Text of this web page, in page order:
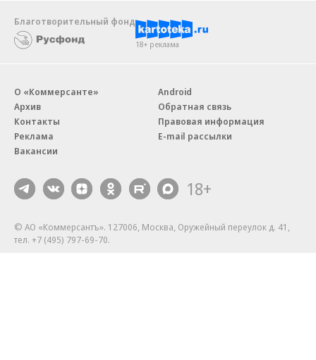
Благотворительный фонд
18+ реклама
О «Коммерсанте»
Архив
Контакты
Реклама
Вакансии
Android
Обратная связь
Правовая информация
E-mail рассылки
18+
© АО «Коммерсантъ». 127006, Москва, Оружейный переулок д. 41,
тел. +7 (495) 797-69-70.